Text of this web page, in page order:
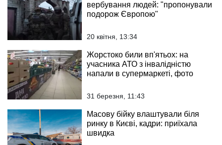
вербування людей: "пропонували
подорож Європою"
20 квітня, 13:34
Жорстоко били вп'ятьох: на
учасника АТО з інвалідністю
напали в супермаркеті, фото
31 березня, 11:43
Масову бійку влаштували біля
ринку в Києві, кадри: приїхала
швидка